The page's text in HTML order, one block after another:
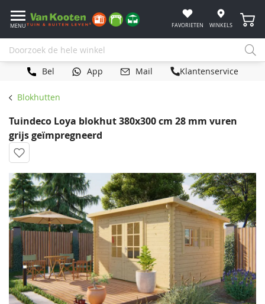
MENU FAVORIETEN WINKELS
Bel App Mail Klantenservice
Blokhutten
Tuindeco Loya blokhut 380x300 cm 28 mm vuren
grijs geïmpregneerd